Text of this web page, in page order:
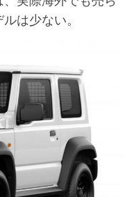
は少ない。